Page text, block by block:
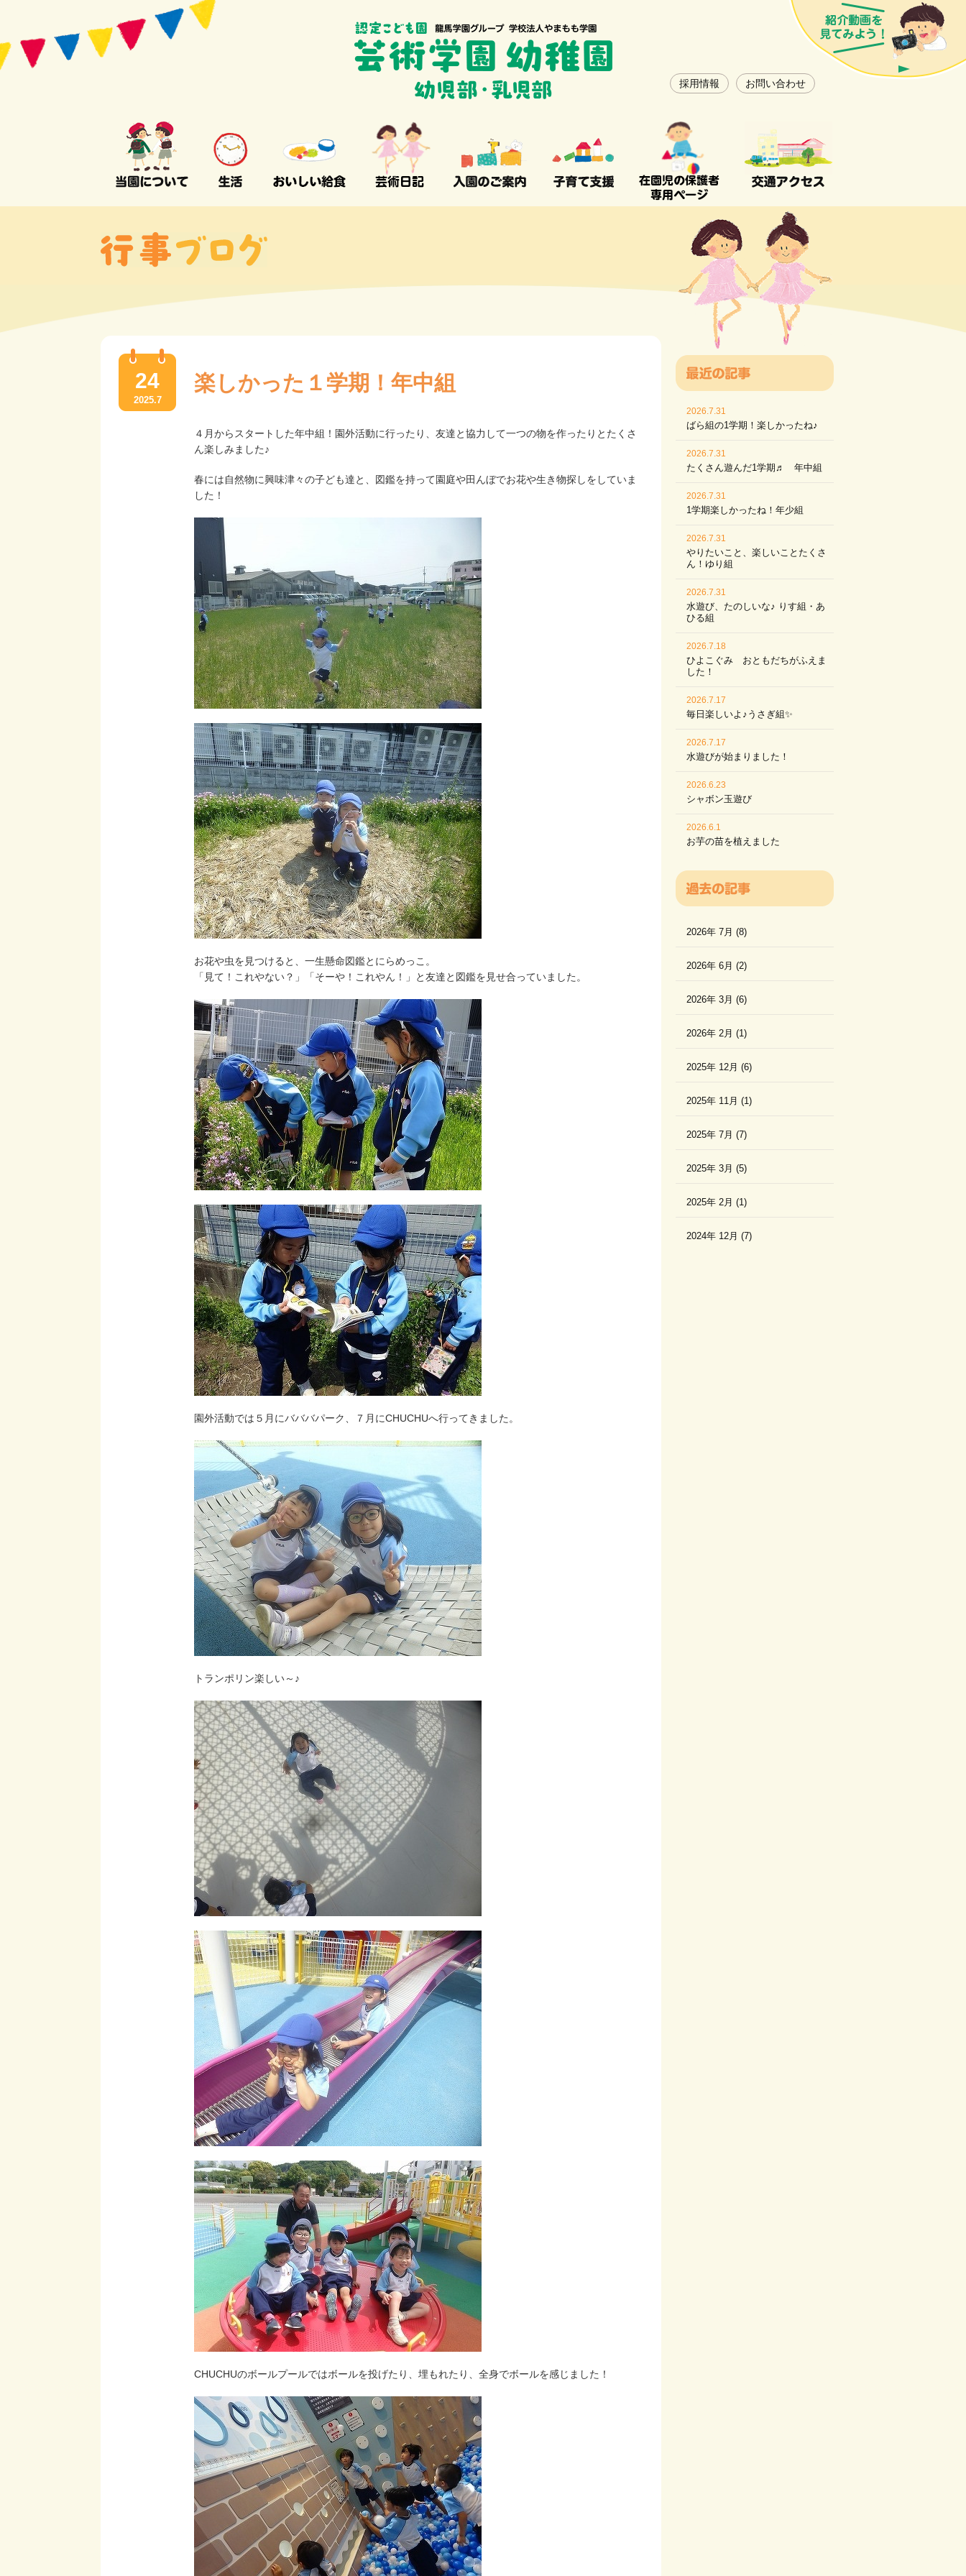
採用情報 お問い合わせ
24
2025.7
楽しかった１学期！年中組
４月からスタートした年中組！園外活動に行ったり、友達と協力して一つの物を作ったりとたくさ
ん楽しみました♪
春には自然物に興味津々の子ども達と、図鑑を持って園庭や田んぼでお花や生き物探しをしていま
した！
お花や虫を見つけると、一生懸命図鑑とにらめっこ。
「見て！これやない？」「そーや！これやん！」と友達と図鑑を見せ合っていました。
園外活動では５月にバババパーク、７月にCHUCHUへ行ってきました。
トランポリン楽しい～♪
CHUCHUのボールプールではボールを投げたり、埋もれたり、全身でボールを感じました！
2026.7.31
ばら組の1学期！楽しかったね♪
2026.7.31
たくさん遊んだ1学期♬ 年中組
2026.7.31
1学期楽しかったね！年少組
2026.7.31
やりたいこと、楽しいことたくさ
ん！ゆり組
2026.7.31
水遊び、たのしいな♪ りす組・あ
ひる組
2026.7.18
ひよこぐみ おともだちがふえま
した！
2026.7.17
毎日楽しいよ♪うさぎ組✨
2026.7.17
水遊びが始まりました！
2026.6.23
シャボン玉遊び
2026.6.1
お芋の苗を植えました
2026年 7月 (8)
2026年 6月 (2)
2026年 3月 (6)
2026年 2月 (1)
2025年 12月 (6)
2025年 11月 (1)
2025年 7月 (7)
2025年 3月 (5)
2025年 2月 (1)
2024年 12月 (7)